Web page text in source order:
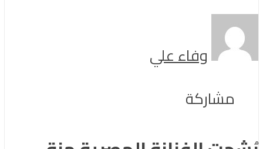
وفاء علي
مشاركة